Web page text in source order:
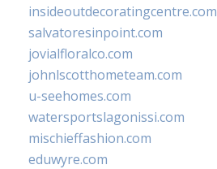
insideoutdecoratingcentre.com
salvatoresinpoint.com
jovialfloralco.com
johnlscotthometeam.com
u-seehomes.com
watersportslagonissi.com
mischieffashion.com
eduwyre.com